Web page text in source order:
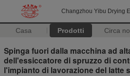
Changzhou Yibu Drying
Casa Prodotti Circa
Spinga fuori dalla macchina ad
dell'essiccatore di spruzzo di
l'impianto di lavorazione del latte